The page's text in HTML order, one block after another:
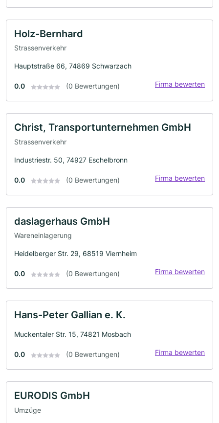
Holz-Bernhard
Strassenverkehr
Hauptstraße 66, 74869 Schwarzach
0.0 (0 Bewertungen) Firma bewerten
Christ, Transportunternehmen GmbH
Strassenverkehr
Industriestr. 50, 74927 Eschelbronn
0.0 (0 Bewertungen) Firma bewerten
daslagerhaus GmbH
Wareneinlagerung
Heidelberger Str. 29, 68519 Viernheim
0.0 (0 Bewertungen) Firma bewerten
Hans-Peter Gallian e. K.
Muckentaler Str. 15, 74821 Mosbach
0.0 (0 Bewertungen) Firma bewerten
EURODIS GmbH
Umzüge